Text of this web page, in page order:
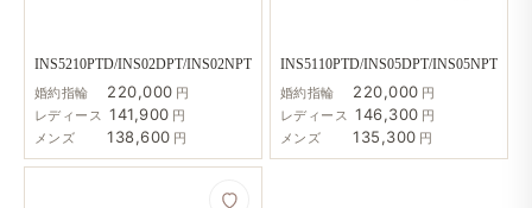
INS5210PTD/INS02DPT/INS02NPT
婚約指輪
220,000 円
レディース 141,900 円
メンズ
138,600 円
INS5110PTD/INS05DPT/INS05NPT
婚約指輪
220,000 円
レディース 146,300 円
メンズ
135,300 円